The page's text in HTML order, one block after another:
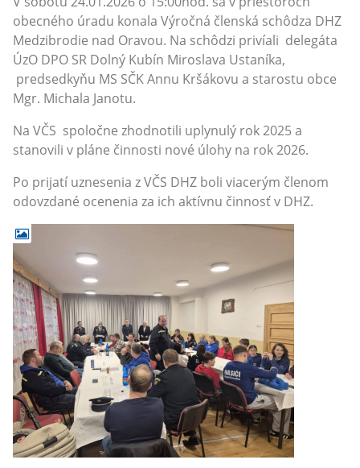
obecného úradu konala Výročná členská schôdza DHZ
Medzibrodie nad Oravou. Na schôdzi privíali delegáta
ÚzO DPO SR Dolný Kubín Miroslava Ustaníka,
predsedkyňu MS SČK Annu Kršákovu a starostu obce
Mgr. Michala Janotu.
Na VČS spoločne zhodnotili uplynulý rok 2025 a
stanovili v pláne činnosti nové úlohy na rok 2026.
Po prijatí uznesenia z VČS DHZ boli viacerým členom
odovzdané ocenenia za ich aktívnu činnosť v DHZ.